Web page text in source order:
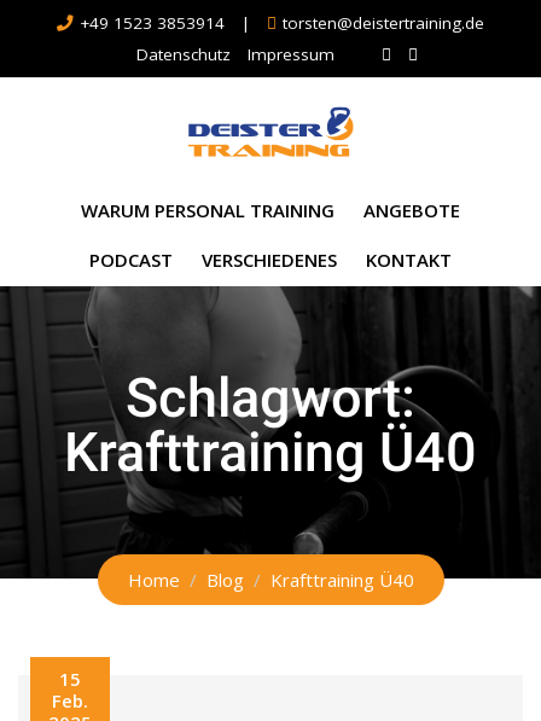
+49 1523 3853914 |
torsten@deistertraining.de
Datenschutz
Impressum
WARUM PERSONAL TRAINING ANGEBOTE
PODCAST VERSCHIEDENES KONTAKT
Schlagwort:
Krafttraining Ü40
Home Blog Krafttraining Ü40
15
Feb.